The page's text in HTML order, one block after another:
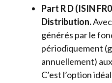
Part R D (ISIN
Distribution.
générés par le
périodiquement
annuellement)
C’est l’option